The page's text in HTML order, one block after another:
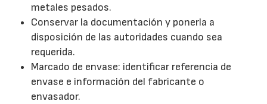
metales pesados.
Conservar la documentación y ponerla a
disposición de las autoridades cuando sea
requerida.
Marcado de envase: identificar referencia de
envase e información del fabricante o
envasador.